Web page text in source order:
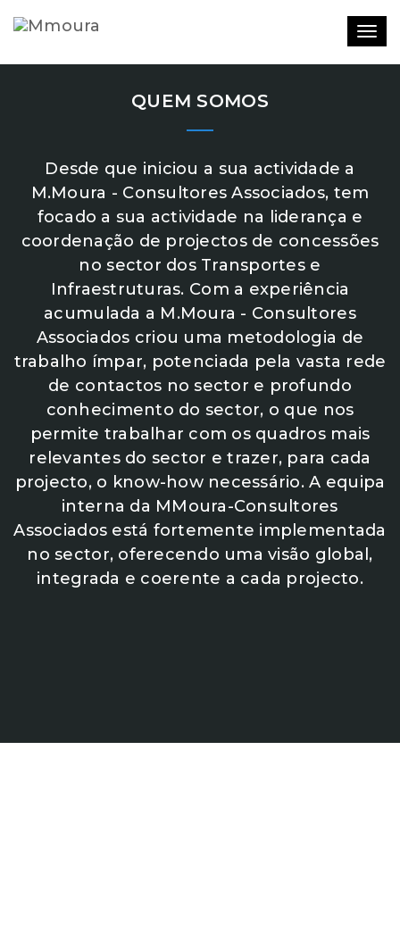
“PEDRAS NO
CAMINHO?GUARDO
TODAS,
UM DIA VOU
CONSTRUIR UM
CASTELO…”
QUEM SOMOS
Desde que iniciou a sua actividade a
M.Moura - Consultores Associados, tem
focado a sua actividade na liderança e
coordenação de projectos de concessões
no sector dos Transportes e
Infraestruturas. Com a experiência
acumulada a M.Moura - Consultores
Associados criou uma metodologia de
trabalho ímpar, potenciada pela vasta rede
de contactos no sector e profundo
conhecimento do sector, o que nos
permite trabalhar com os quadros mais
relevantes do sector e trazer, para cada
projecto, o know-how necessário. A equipa
interna da MMoura-Consultores
Associados está fortemente implementada
no sector, oferecendo uma visão global,
integrada e coerente a cada projecto.